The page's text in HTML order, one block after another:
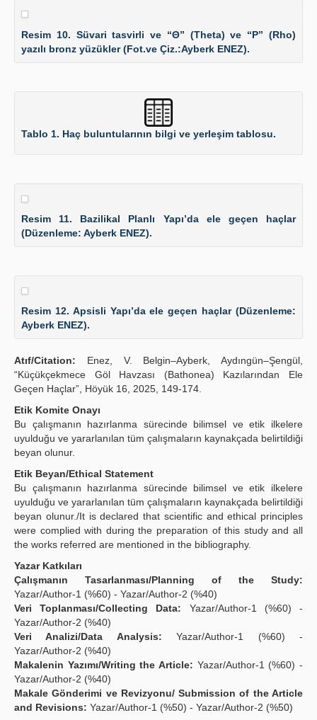
Resim 10. Süvari tasvirli ve “Θ” (Theta) ve “P” (Rho)
yazılı bronz yüzükler (Fot.ve Çiz.:Ayberk ENEZ).
Tablo 1. Haç buluntularının bilgi ve yerleşim tablosu.
Resim 11. Bazilikal Planlı Yapı’da ele geçen haçlar
(Düzenleme: Ayberk ENEZ).
Resim 12. Apsisli Yapı’da ele geçen haçlar (Düzenleme:
Ayberk ENEZ).
Atıf/Citation: Enez, V. Belgin–Ayberk, Aydıngün–Şengül,
“Küçükçekmece Göl Havzası (Bathonea) Kazılarından Ele
Geçen Haçlar”, Höyük 16, 2025, 149-174.
Etik Komite Onayı
Bu çalışmanın hazırlanma sürecinde bilimsel ve etik ilkelere
uyulduğu ve yararlanılan tüm çalışmaların kaynakçada belirtildiği
beyan olunur.
Etik Beyan/Ethical Statement
Bu çalışmanın hazırlanma sürecinde bilimsel ve etik ilkelere
uyulduğu ve yararlanılan tüm çalışmaların kaynakçada belirtildiği
beyan olunur./It is declared that scientific and ethical principles
were complied with during the preparation of this study and all
the works referred are mentioned in the bibliography.
Yazar Katkıları
Çalışmanın Tasarlanması/Planning of the Study:
Yazar/Author-1 (%60) - Yazar/Author-2 (%40)
Veri Toplanması/Collecting Data: Yazar/Author-1 (%60) -
Yazar/Author-2 (%40)
Veri Analizi/Data Analysis: Yazar/Author-1 (%60) -
Yazar/Author-2 (%40)
Makalenin Yazımı/Writing the Article: Yazar/Author-1 (%60) -
Yazar/Author-2 (%40)
Makale Gönderimi ve Revizyonu/ Submission of the Article
and Revisions: Yazar/Author-1 (%50) - Yazar/Author-2 (%50)